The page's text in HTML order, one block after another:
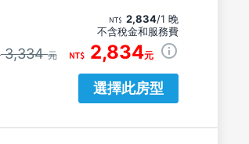
2,834/1 晚
不含稅金和服務費
3,334元 2,834元
選擇此房型